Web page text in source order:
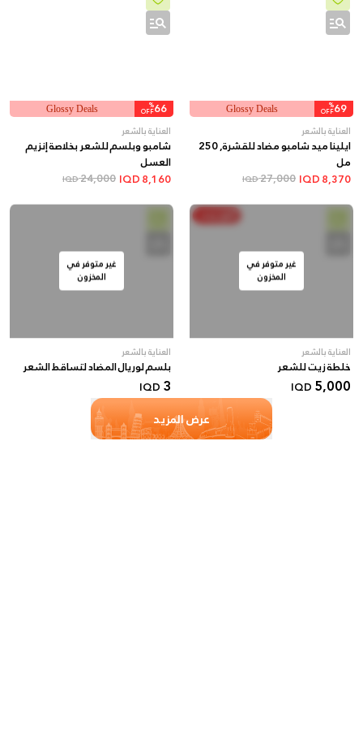
69
%
OFF
Glossy Deals
العناية بالشعر
ايلينا ميد شامبو مضاد للقشرة, 250
مل
8,370
27,000
IQD
66
%
OFF
Glossy Deals
العناية بالشعر
شامبو وبلسم للشعر بخلاصة إنزيم
العسل
8,160
24,000
IQD
غير متوفر في
المخزون
العناية بالشعر
خلطة زيت للشعر
5,000
IQD
غير متوفر في
المخزون
العناية بالشعر
بلسم لوريال المضاد لتساقط الشعر
3
IQD
عرض المزيد